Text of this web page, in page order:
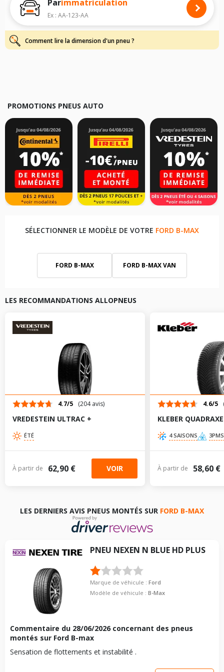
Pour cela, veuillez sélectionner le modèle de votre véhicule ci-dessous :
Les résultats de votre recherche sont donnés à titre indicatif. Il est
fortement recommandé de vérifier en amont la dimension des pneus
montés sur votre véhicule, sans oublier les indices de charge et de
vitesse, indispensables pour que votre dimension soit complète.
Parimmatriculation
Ex : AA-123-AA
Comment lire la dimension d'un pneu ?
PROMOTIONS PNEUS AUTO
SÉLECTIONNER LE MODÈLE DE VOTRE FORD B-MAX
FORD B-MAX FORD B-MAX VAN
LES RECOMMANDATIONS ALLOPNEUS
4.7/5 (204 avis)
VREDESTEIN ULTRAC +
ÉTÉ
À partir de 62,90 € VOIR
4.6/5
KLEBER
4 SAISONS
À partir de 58,60 €
LES DERNIERS AVIS PNEUS MONTÉS SUR FORD B-MAX
PNEU NEXEN N BLUE HD PLUS
Marque de véhicule : Ford
Modèle de véhicule : B-Max
Commentaire du 28/06/2026 concernant des pneus
montés sur Ford B-max
Sensation de flottements et instabilité .